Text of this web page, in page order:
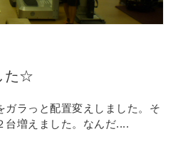
た☆
ガラっと配置変えしました。そ
台増えました。なんだ....